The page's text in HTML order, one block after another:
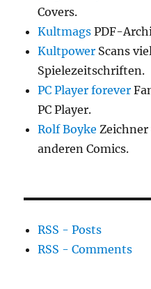
Covers.
Kultmags PDF-
Kultpower Scans
Spielezeitschriften.
PC Player forever
PC Player.
Rolf Boyke
anderen Comics.
RSS - Posts
RSS - Comments